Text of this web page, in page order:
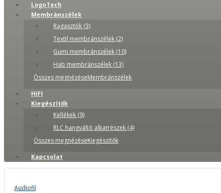
LogoTech
Membránszélek
Ragasztók (3)
Textil membránszélek (2)
Gumi membránszélek (10)
Hab membránszélek (13)
Összes megnézéseMembránszélek
HiFI
Kiegészítők
Kellékek (9)
RLC hangváltó alkatrészek (4)
Összes megnézéseKiegészítők
Kapcsolat
Audiofil